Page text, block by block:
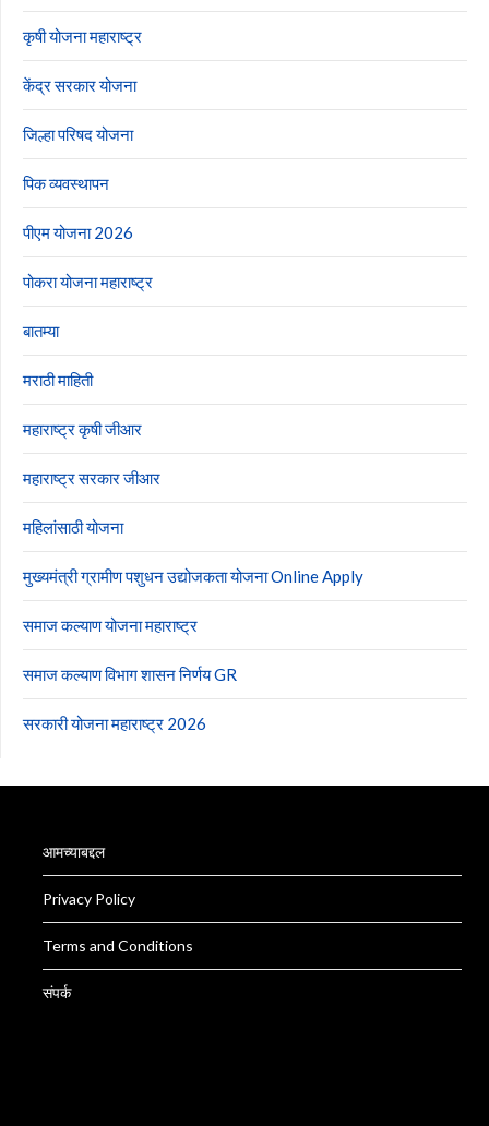
कृषी योजना महाराष्ट्र
केंद्र सरकार योजना
जिल्हा परिषद योजना
पिक व्यवस्थापन
पीएम योजना 2026
पोकरा योजना महाराष्ट्र
बातम्या
मराठी माहिती
महाराष्ट्र कृषी जीआर
महाराष्ट्र सरकार जीआर
महिलांसाठी योजना
मुख्यमंत्री ग्रामीण पशुधन उद्योजकता योजना Online Apply
समाज कल्याण योजना महाराष्ट्र
समाज कल्याण विभाग शासन निर्णय GR
सरकारी योजना महाराष्ट्र 2026
आमच्याबद्दल
Privacy Policy
Terms and Conditions
संपर्क